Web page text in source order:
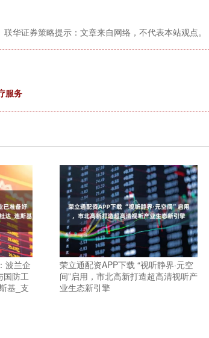
联华证券策略提示：文章来自网络，不代表本站观点。
服务
波兰企
国防工
基_支
荣立通配资APP下载 “视听静界·元空
间”启用，市北高新打造超高清视听产
业生态新引擎